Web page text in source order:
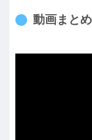
動画まとめ